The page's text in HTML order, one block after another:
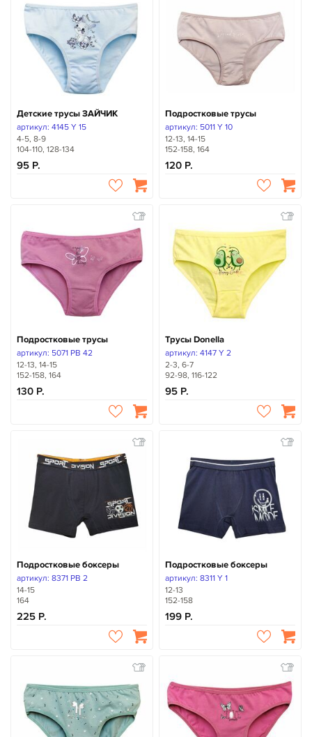
Детские трусы ЗАЙЧИК
артикул: 4145 Y 15
4-5, 8-9
104-110, 128-134
95
Подростковые трусы
артикул: 5011 Y 10
12-13, 14-15
152-158, 164
120
Подростковые трусы
артикул: 5071 PB 42
12-13, 14-15
152-158, 164
130
Трусы Donella
артикул: 4147 Y 2
2-3, 6-7
92-98, 116-122
95
Подростковые боксеры
артикул: 8371 PB 2
14-15
164
225
Подростковые боксеры
артикул: 8311 Y 1
12-13
152-158
199